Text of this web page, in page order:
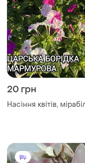
20 грн
Насіння квітів,